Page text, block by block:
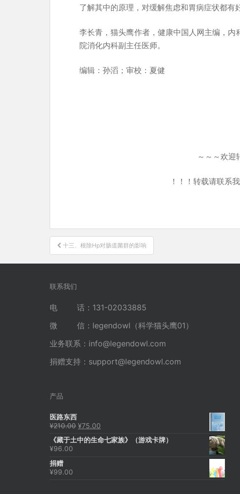
了解其中的原理，对缓解焦虑和胃病症状都有
李长青，猫头鹰作者，健康中国人网主编，
院消化内科副主任医师。
编辑：孙滔；审校：夏健
～～～欢迎
！！！转载请联系
文
章
导
十三、根除Hp对肠道菌群的影响
联系我们
电 话：131-02033885
微 信：legendowl（科学猫头鹰01）
业务联系： info@legendowl.com
捐赠支持： support@legendowl.com
产品
医路东西
¥210.00 原
为：
¥75.00
价
《藏于土中的生命七家族》（游戏卡牌）
¥96.00
捐赠
¥99.00